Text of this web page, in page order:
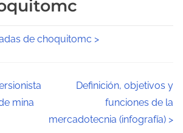
de choquitomc >
mina
Definición, objetivos y
funciones de la
mercadotecnia (infografía) >